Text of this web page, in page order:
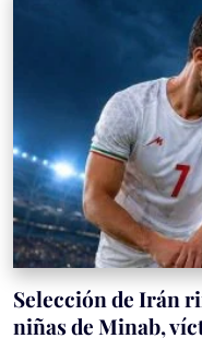
Selección de Irán
niñas de Minab,